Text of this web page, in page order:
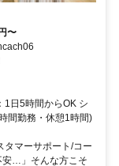
〜
1日5時間からOK シ
間勤務・休憩1時間)
タマーサポート/コー
安…」そんな方こそ